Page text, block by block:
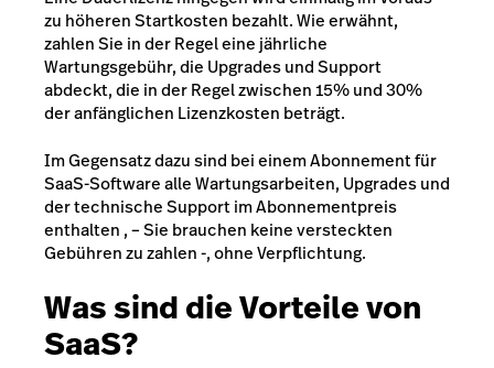
zu höheren Startkosten bezahlt. Wie erwähnt,
zahlen Sie in der Regel eine jährliche
Wartungsgebühr, die Upgrades und Support
abdeckt, die in der Regel zwischen 15% und 30%
der anfänglichen Lizenzkosten beträgt.
Im Gegensatz dazu sind bei einem Abonnement für
SaaS-Software alle Wartungsarbeiten, Upgrades und
der technische Support im Abonnementpreis
enthalten , – Sie brauchen keine versteckten
Gebühren zu zahlen -, ohne Verpflichtung.
Was sind die Vorteile von
SaaS?